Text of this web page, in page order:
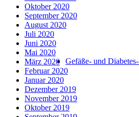
Gefäße- und
Oktober 2020
September 2020
August 2020
Juli 2020
Juni 2020
Mai 2020
März 2020
Februar 2020
Januar 2020
Dezember 2019
November 2019
Oktober 2019